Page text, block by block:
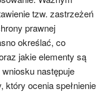
tzw. zastrzeżeń
prawnej
określać, co
jakie elementy są
następuje
który ocenia spełnienie